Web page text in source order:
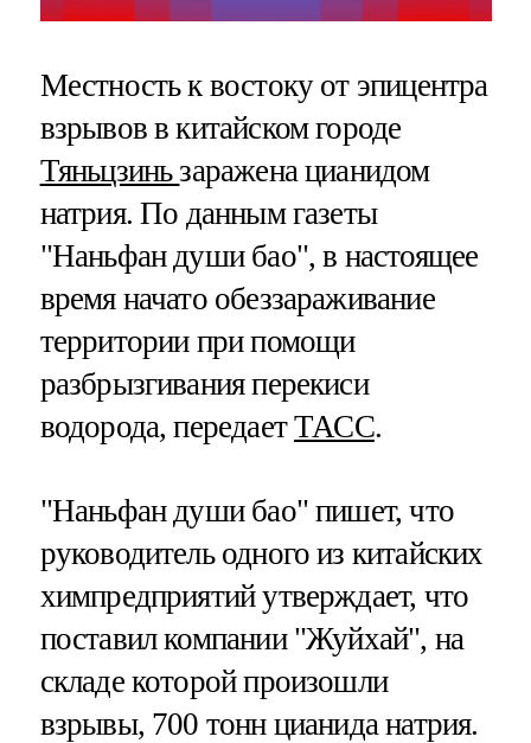
Местность к востоку от эпицентра
взрывов в китайском городе
Тяньцзиньзаражена цианидом
натрия. По данным газеты
"Наньфан души бао", в настоящее
время начато обеззараживание
территории при помощи
разбрызгивания перекиси
водорода, передаетТАСС.
"Наньфан души бао" пишет, что
руководитель одного из китайских
химпредприятий утверждает, что
поставил компании "Жуйхай", на
складе которой произошли
взрывы, 700 тонн цианида натрия.